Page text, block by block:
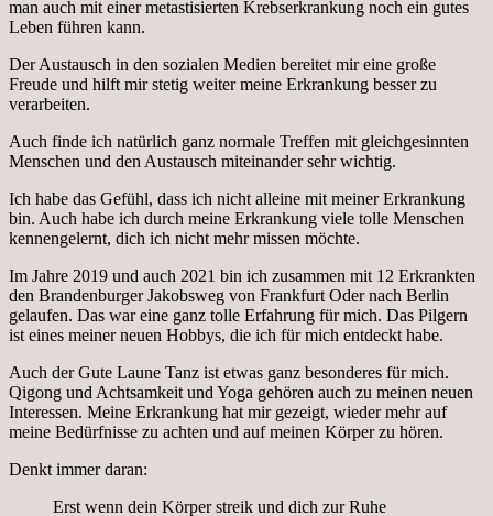
man auch mit einer metastisierten Krebserkrankung noch ein gutes
Leben führen kann.
Der Austausch in den sozialen Medien bereitet mir eine große
Freude und hilft mir stetig weiter meine Erkrankung besser zu
verarbeiten.
Auch finde ich natürlich ganz normale Treffen mit gleichgesinnten
Menschen und den Austausch miteinander sehr wichtig.
Ich habe das Gefühl, dass ich nicht alleine mit meiner Erkrankung
bin. Auch habe ich durch meine Erkrankung viele tolle Menschen
kennengelernt, dich ich nicht mehr missen möchte.
Im Jahre 2019 und auch 2021 bin ich zusammen mit 12 Erkrankten
den Brandenburger Jakobsweg von Frankfurt Oder nach Berlin
gelaufen. Das war eine ganz tolle Erfahrung für mich. Das Pilgern
ist eines meiner neuen Hobbys, die ich für mich entdeckt habe.
Auch der Gute Laune Tanz ist etwas ganz besonderes für mich.
Qigong und Achtsamkeit und Yoga gehören auch zu meinen neuen
Interessen. Meine Erkrankung hat mir gezeigt, wieder mehr auf
meine Bedürfnisse zu achten und auf meinen Körper zu hören.
Denkt immer daran:
Erst wenn dein Körper streik und dich zur Ruhe